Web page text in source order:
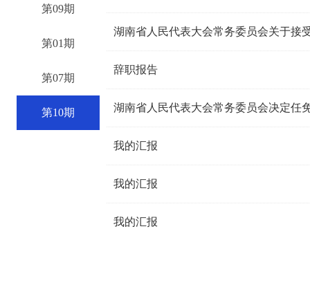
第09期
第01期
第07期
第10期
辞职报告
湖南省人民代表大会常务委员会决定任
我的汇报
我的汇报
我的汇报